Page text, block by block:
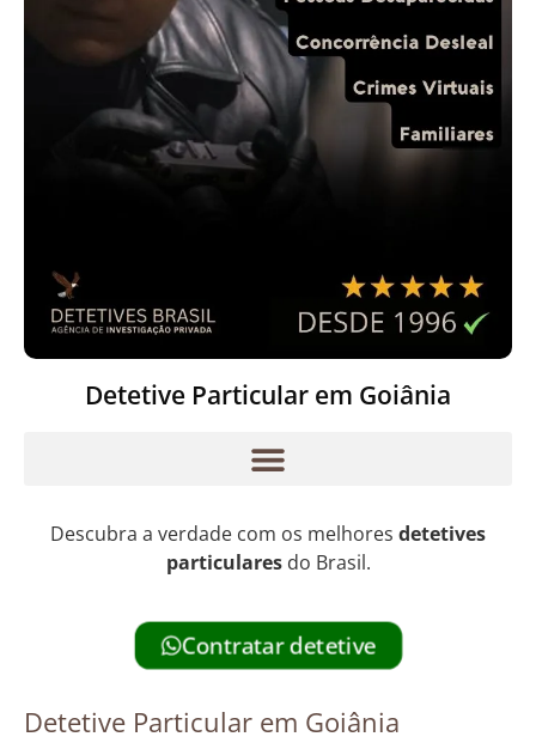
Detetive Particular em Goiânia
Descubra a verdade com os melhores detetives
particularesdo Brasil.
Contratar detetive
Detetive Particular em Goiânia